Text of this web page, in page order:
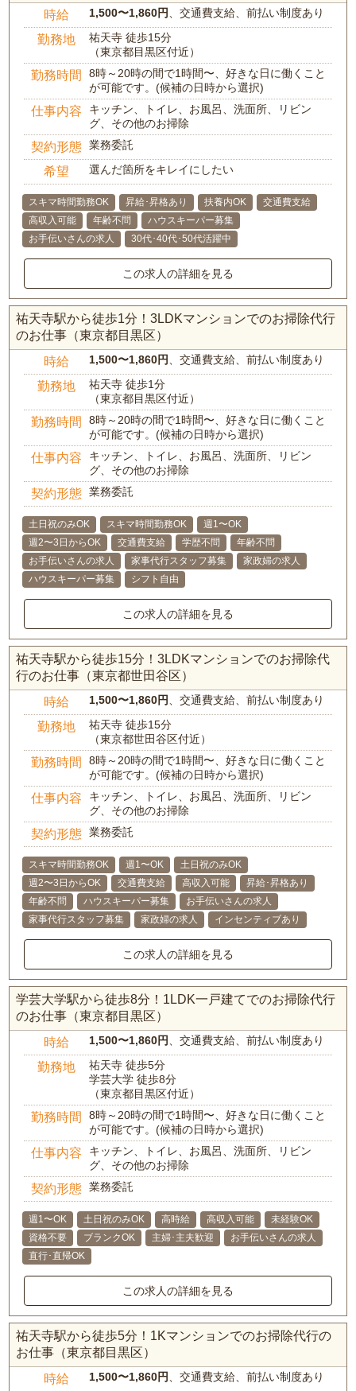
時給 1,500〜1,860円、交通費支給、前払い制度あり
勤務地
祐天寺 徒歩15分
（東京都目黒区付近）
勤務時間
8時～20時の間で1時間〜、好きな日に働くこと
が可能です。(候補の日時から選択)
仕事内容
キッチン、トイレ、お風呂、洗面所、リビン
グ、その他のお掃除
契約形態 業務委託
希望 選んだ箇所をキレイにしたい
スキマ時間勤務OK 昇給･昇格あり 扶養内OK
交通費支給
高収入可能
年齢不問
ハウスキーパー募集
お手伝いさんの求人
30代･40代･50代活躍中
この求人の詳細を見る
祐天寺駅から徒歩1分！3LDKマンションでのお掃除代行
のお仕事（東京都目黒区）
時給 1,500〜1,860円、交通費支給、前払い制度あり
勤務地
祐天寺 徒歩1分
（東京都目黒区付近）
勤務時間
8時～20時の間で1時間〜、好きな日に働くこと
が可能です。(候補の日時から選択)
仕事内容
キッチン、トイレ、お風呂、洗面所、リビン
グ、その他のお掃除
契約形態 業務委託
土日祝のみOK スキマ時間勤務OK
週1〜OK
週2〜3日からOK
交通費支給 学歴不問
年齢不問
お手伝いさんの求人
家事代行スタッフ募集
家政婦の求人
ハウスキーパー募集
シフト自由
この求人の詳細を見る
祐天寺駅から徒歩15分！3LDKマンションでのお掃除代
行のお仕事（東京都世田谷区）
時給 1,500〜1,860円、交通費支給、前払い制度あり
勤務地
祐天寺 徒歩15分
（東京都世田谷区付近）
勤務時間
8時～20時の間で1時間〜、好きな日に働くこと
が可能です。(候補の日時から選択)
仕事内容
キッチン、トイレ、お風呂、洗面所、リビン
グ、その他のお掃除
契約形態 業務委託
スキマ時間勤務OK 週1〜OK
土日祝のみOK
週2〜3日からOK
交通費支給 高収入可能
昇給･昇格あり
年齢不問
ハウスキーパー募集
お手伝いさんの求人
家事代行スタッフ募集
家政婦の求人 インセンティブあり
この求人の詳細を見る
学芸大学駅から徒歩8分！1LDK一戸建てでのお掃除代行
のお仕事（東京都目黒区）
時給 1,500〜1,860円、交通費支給、前払い制度あり
勤務地
祐天寺 徒歩5分
学芸大学 徒歩8分
（東京都目黒区付近）
勤務時間
8時～20時の間で1時間〜、好きな日に働くこと
が可能です。(候補の日時から選択)
仕事内容
キッチン、トイレ、お風呂、洗面所、リビン
グ、その他のお掃除
契約形態 業務委託
週1〜OK 土日祝のみOK 高時給 高収入可能
未経験OK
資格不要
ブランクOK 主婦･主夫歓迎
お手伝いさんの求人
直行･直帰OK
この求人の詳細を見る
祐天寺駅から徒歩5分！1Kマンションでのお掃除代行の
お仕事（東京都目黒区）
時給 1,500〜1,860円、交通費支給、前払い制度あり